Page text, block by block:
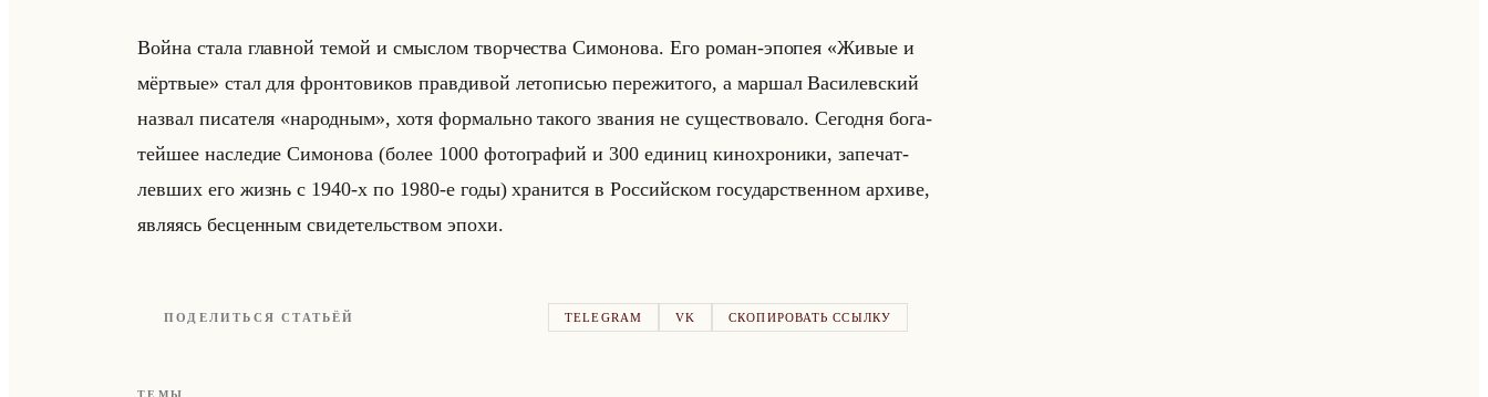
Война стала глав­ной темой и смыс­лом твор­че­ства Си­мо­но­ва. Его роман-эпо­пея «Живые и
мёртвые» стал для фрон­то­ви­ков прав­ди­вой ле­то­пи­сью пе­ре­жи­то­го, а мар­шал Ва­си­лев­ский
на­звал пи­са­те­ля «народным», хотя фор­мально та­ко­го зва­ния не су­ще­ство­ва­ло. Се­год­ня бо­га­
тейшее на­сле­дие Си­мо­но­ва (более 1000 фо­то­гра­фий и 300 еди­ниц ки­но­хро­ни­ки, за­пе­чат­
лев­ших его жизнь с 1940-х по 1980-е годы) хра­нит­ся в Рос­сийском го­су­дар­ствен­ном ар­хи­ве,
яв­ля­ясь бес­цен­ным сви­де­тельством эпохи.
ПОДЕЛИТЬСЯ СТАТЬЁЙ TELEGRAM VK СКОПИРОВАТЬ ССЫЛКУ
ТЕМЫ